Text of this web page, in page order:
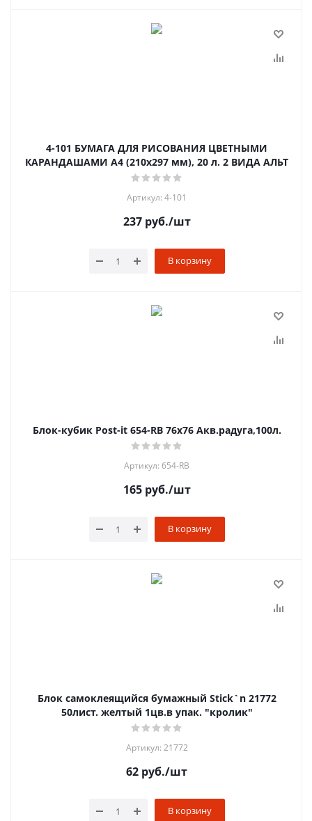
4-101 БУМАГА ДЛЯ РИСОВАНИЯ ЦВЕТНЫМИ
КАРАНДАШАМИ А4 (210х297 мм), 20 л. 2 ВИДА АЛЬТ
Артикул: 4-101
237руб./шт
В корзину
Блок-кубик Post-it 654-RB 76х76 Акв.радуга,100л.
Артикул: 654-RB
165руб./шт
В корзину
Блок самоклеящийся бумажный Stick`n 21772
50лист. желтый 1цв.в упак. "кролик"
Артикул: 21772
62 руб./шт
В корзину